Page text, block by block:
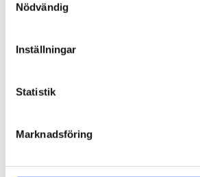
Nödvändig
Inställningar
Statistik
Marknadsföring